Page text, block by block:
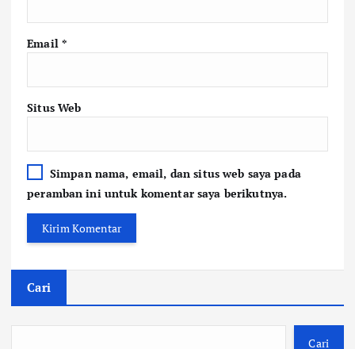
Email *
Situs Web
Simpan nama, email, dan situs web saya pada
peramban ini untuk komentar saya berikutnya.
Cari
Cari